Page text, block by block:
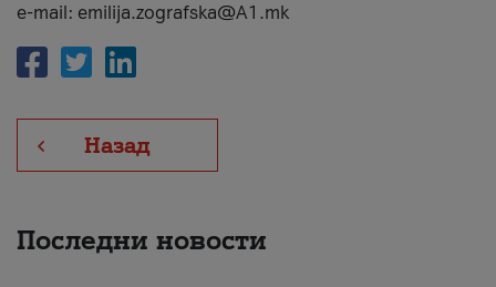
e-mail: emilija.zografska@A1.mk
Назад
Последни новости